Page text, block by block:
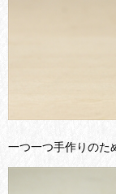
一つ一つ手作りのた